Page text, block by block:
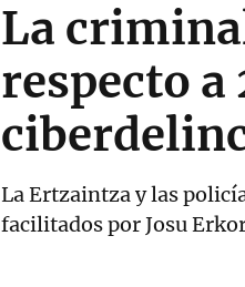
La
respecto
La Ertzaintza y las
facilitados por Josu